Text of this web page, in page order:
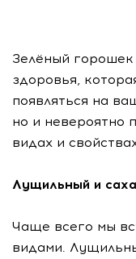
Зелёный
здоровья,
появляться на
но и невероятно
видах и
Лущильный и
Чаще всего мы
видами.